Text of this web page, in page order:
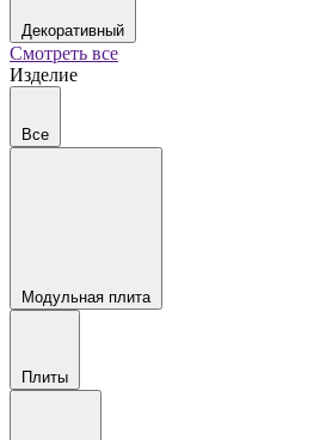
Декоративный
Смотреть все
Изделие
Все
Модульная плита
Плиты